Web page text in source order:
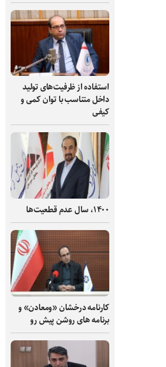
استفاده از ظرفیت‌های تولید
داخل متناسب با توان کمی و
کیفی
۱۴۰۰، سال عدم قطعیت‌ها
کارنامه درخشان «ومعادن» و
برنامه های روشن پیش رو